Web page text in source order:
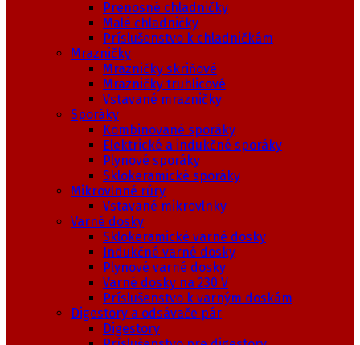
Prenosné chladničky
Malé chladničky
Príslušenstvo k chladničkám
Mrazničky
Mrazničky skriňové
Mrazničky truhlicové
Vstavané mrazničky
Sporáky
Kombinované sporáky
Elektrické a indukčné sporáky
Plynové sporáky
Sklokeramické sporáky
Mikrovlnné rúry
Vstavané mikrovlnky
Varné dosky
Sklokeramické varné dosky
Indukčné varné dosky
Plynové varné dosky
Varné dosky na 230 V
Príslušenstvo k varným doskám
Digestory a odsávače pár
Digestory